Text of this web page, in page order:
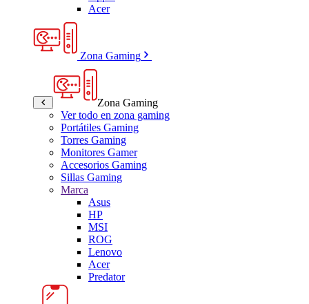
Acer
Zona Gaming
Zona Gaming
Ver todo en zona gaming
Portátiles Gaming
Torres Gaming
Monitores Gamer
Accesorios Gaming
Sillas Gaming
Marca
Asus
HP
MSI
ROG
Lenovo
Acer
Predator